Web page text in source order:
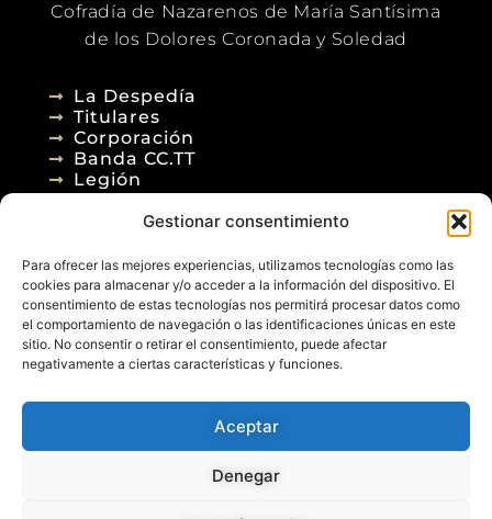
Gestionar consentimiento
Para ofrecer las mejores experiencias, utilizamos tecnologías como las
cookies para almacenar y/o acceder a la información del dispositivo. El
consentimiento de estas tecnologías nos permitirá procesar datos como
el comportamiento de navegación o las identificaciones únicas en este
sitio. No consentir o retirar el consentimiento, puede afectar
negativamente a ciertas características y funciones.
Aceptar
Denegar
Cofradía de Nazarenos de María Santísima
de los Dolores Coronada y Soledad
La Despedía
Titulares
Corporación
Banda CC.TT
Legión
Agenda
Contacto
Política de Privacidad